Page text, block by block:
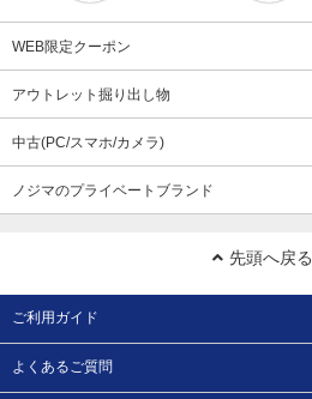
WEB限定クーポン
アウトレット掘り出し物
中古(PC/スマホ/カメラ)
ノジマのプライベートブランド
先頭へ戻る
ご利用ガイド
よくあるご質問